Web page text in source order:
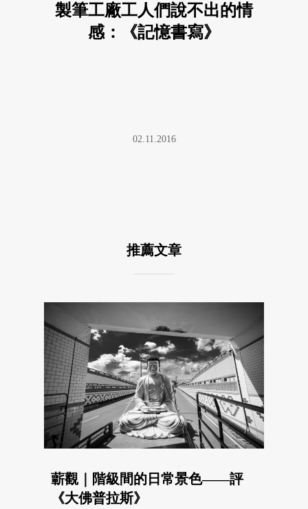
製筆工廠工人們說不出的情
感：《記憶書寫》
02.11.2016
推薦文章
蘄觀｜階級間的日常景色——評
《大佛普拉斯》